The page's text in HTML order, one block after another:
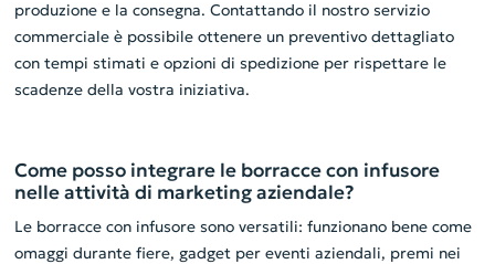
produzione e la consegna. Contattando il nostro servizio
commerciale è possibile ottenere un preventivo dettagliato
con tempi stimati e opzioni di spedizione per rispettare le
scadenze della vostra iniziativa.
Come posso integrare le borracce con infusore
nelle attività di marketing aziendale?
Le borracce con infusore sono versatili: funzionano bene come
omaggi durante fiere, gadget per eventi aziendali, premi nei